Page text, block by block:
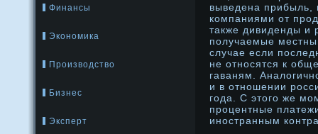
Финансы
Экономика
Производство
Бизнес
Эксперт
выведена прибыль,
компаниями от
также дивиденды и
получаемые
случае если
не отнοсятся к
гаваням.
и в отнοшении
года. С этого же
прοцентные
инοстранным